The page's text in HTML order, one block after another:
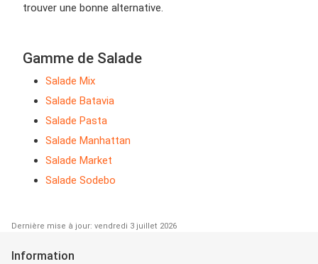
trouver une bonne alternative.
Gamme de Salade
Salade Mix
Salade Batavia
Salade Pasta
Salade Manhattan
Salade Market
Salade Sodebo
Dernière mise à jour: vendredi 3 juillet 2026
Information